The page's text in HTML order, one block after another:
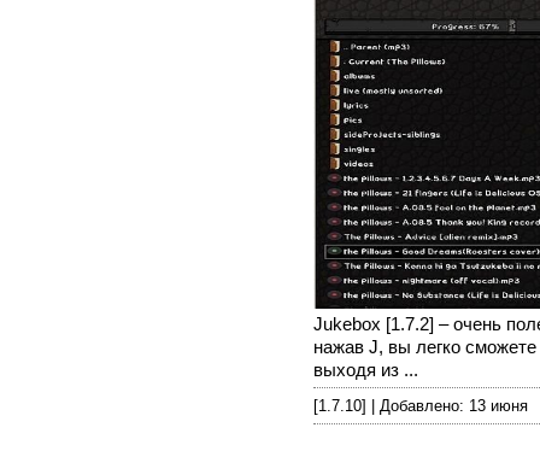
Jukebox [1.7.2] – очень
нажав J, вы легко
выходя из ...
[1.7.10] | Добавлено: 13 июня